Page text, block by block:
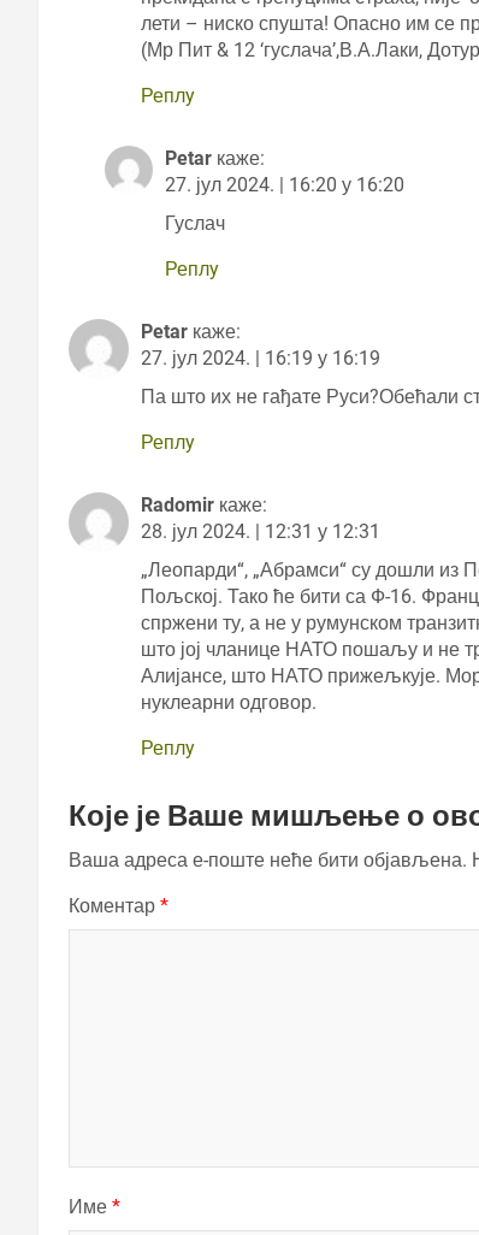
лети – ниско спушта! Опасно им се
(Мр Пит & 12 ‘гуслача’,В.А.Лаки,
Реплy
Petar каже:
27. јул 2024. | 16:20 у 16:20
Гуслач
Реплy
Petar каже:
27. јул 2024. | 16:19 у 16:19
Па што их не гађате Руси?Обећали
Реплy
Radomir каже:
28. јул 2024. | 12:31 у 12:31
„Леопарди“, „Абрамси“ су дошли из
Пољској. Тако ће бити са Ф-16.
спржени ту, а не у румунском
што јој чланице НАТО пошаљу и не
Алијансе, што НАТО прижељкује.
нуклеарни одговор.
Реплy
Које је Ваше мишљење о
Ваша адреса е-поште неће бити објављена.
Коментар *
Име *